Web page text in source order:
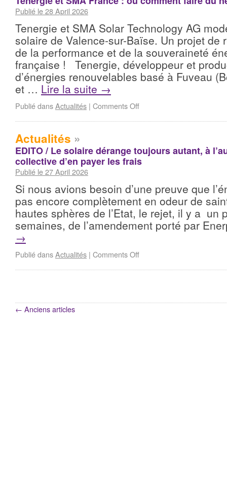
Publié le 28 April 2026
Tenergie et SMA Solar Technology AG
solaire de Valence-sur-Baïse. Un projet de
de la performance et de la souveraineté
française ! Tenergie, développeur et
d’énergies renouvelables basé à Fuveau
et … Lire la suite →
Publié dansActualités | Comments Off
Actualités »
EDITO / Le solaire dérange toujours autant, à
collective d’en payer les frais
Publié le 27 April 2026
Si nous avions besoin d’une preuve que
pas encore complètement en odeur de
hautes sphères de l’Etat, le rejet, il y a un
semaines, de l’amendement porté par
→
Publié dansActualités | Comments Off
← Anciens articles